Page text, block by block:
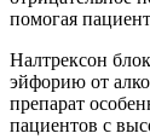
помогая
Налтрексон
эйфорию от
препарат
пациентов с